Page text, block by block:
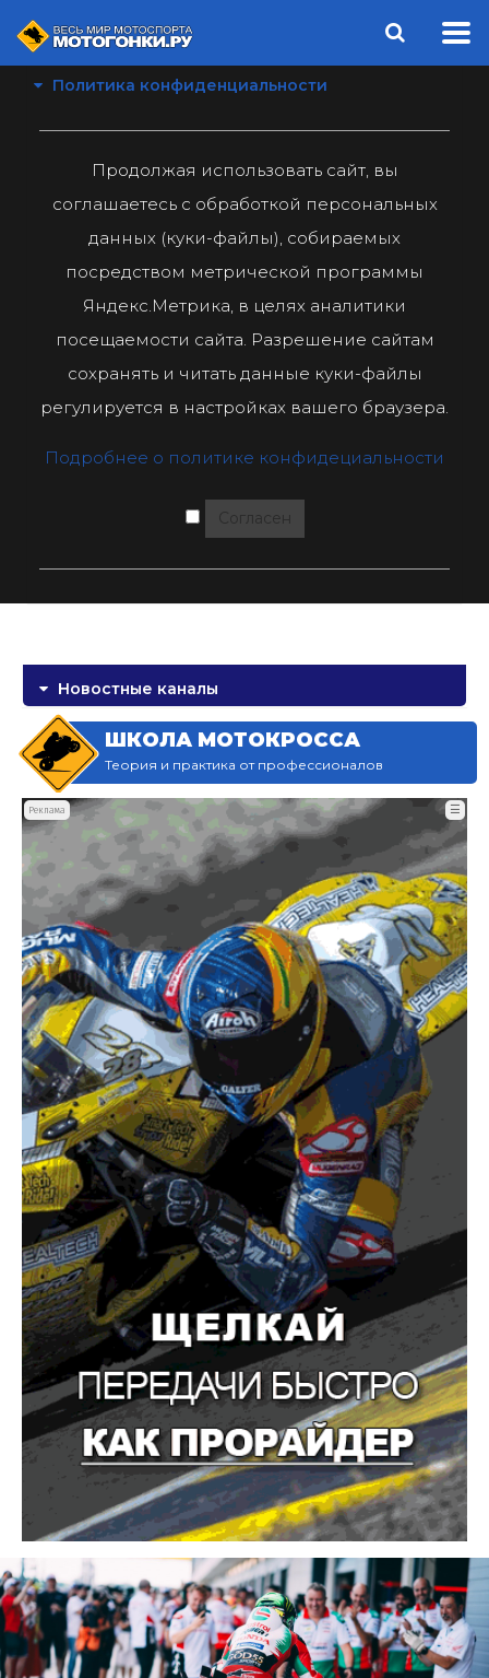
Политика конфиденциальности
Продолжая использовать сайт, вы
соглашаетесь с обработкой персональных
данных (куки-файлы), собираемых
посредством метрической программы
Яндекс.Метрика, в целях аналитики
посещаемости сайта. Разрешение сайтам
сохранять и читать данные куки-файлы
регулируется в настройках вашего браузера.
Подробнее о политике конфидециальности
Согласен
Новостные каналы
ШКОЛА МОТОКРОССА
Теория и практика от профессионалов
Реклама ☰